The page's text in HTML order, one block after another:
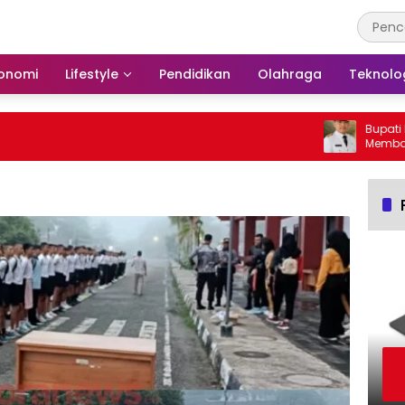
Lifestyle Pendidikan Olahraga
Bupati
Membakar
Barito